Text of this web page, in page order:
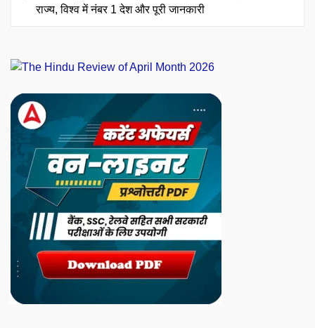
राज्य, विश्व में नंबर 1 देश और पूरी जानकारी